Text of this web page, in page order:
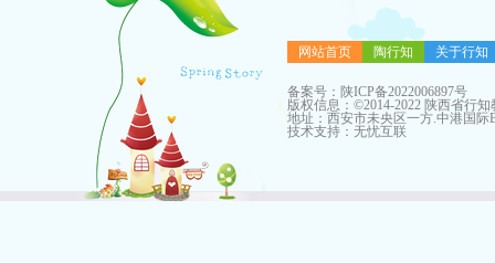
网站首页 陶行知 关于行知
备案号： 陕ICP备2022006897号
版权信息：©2014-2022 陕西省行
地址：西安市未央区一方.中港国际
技术支持： 无忧互联